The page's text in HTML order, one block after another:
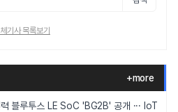
기사 목록보기
+more
블루투스 LE SoC 'BG2B' 공개 ··· IoT